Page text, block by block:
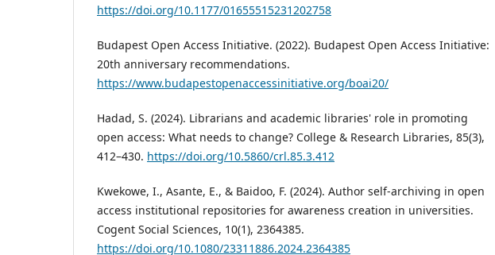
https://doi.org/10.1177/01655515231202758
Budapest Open Access Initiative. (2022). Budapest Open Access Initiative:
20th anniversary recommendations.
https://www.budapestopenaccessinitiative.org/boai20/
Hadad, S. (2024). Librarians and academic libraries' role in promoting
open access: What needs to change? College & Research Libraries, 85(3),
412–430. https://doi.org/10.5860/crl.85.3.412
Kwekowe, I., Asante, E., & Baidoo, F. (2024). Author self-archiving in open
access institutional repositories for awareness creation in universities.
Cogent Social Sciences, 10(1), 2364385.
https://doi.org/10.1080/23311886.2024.2364385